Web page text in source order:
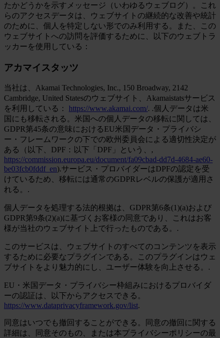
たかどうかを示すメッセージ（いわゆるウェブログ）。これ
らのアクセスデータは、ウェブサイトの継続的な改善や統計
のために、個人を特定しない形でのみ利用する。また、この
ウェブサイトへの訪問を評価するために、以下のウェブトラ
ッカーを使用している：
アカマイスタッツ
当社は、Akamai Technologies, Inc., 150 Broadway, 2142
Cambridge, United Statesのウェブサイト、Akamaistatsサービス
を利用している： https://www.akamai.com/. .個人データは米
国にも移転される。米国への個人データの移転に関しては、
GDPR第45条の意味におけるEU米国データ・プライバシ
ー・フレームワークの下での欧州委員会による適切性決定が
ある（以下、DPF：以下「DPF」という、,
https://commission.europa.eu/document/fa09cbad-dd7d-4684-ae60-
be03fcb0fddf_en).サービス・プロバイダーはDPFの認定を受
けているため、移転には通常のGDPRレベルの保護が適用さ
れる。.
個人データを処理する法的根拠は、GDPR第6条(1)(a)および
GDPR第9条(2)(a)に基づくお客様の同意であり、これはお客
様が当社のウェブサイト上で行ったものである。.
このサービスは、ウェブサイトのすべてのコンテンツを表示
するために必要なプラグインである。このプラグインはウェ
ブサイトをより魅力的にし、ユーザー体験を向上させる。.
EU・米国データ・プライバシー枠組みにおけるプロバイダ
ーの認証は、以下からアクセスできる。
https://www.dataprivacyframework.gov/list.
同意はいつでも撤回することができる。同意の撤回に関する
詳細は、同意そのもの、または本プライバシーポリシーの最